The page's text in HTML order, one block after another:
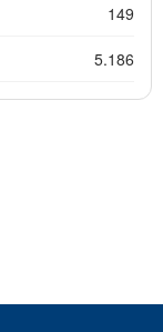
149
5.186